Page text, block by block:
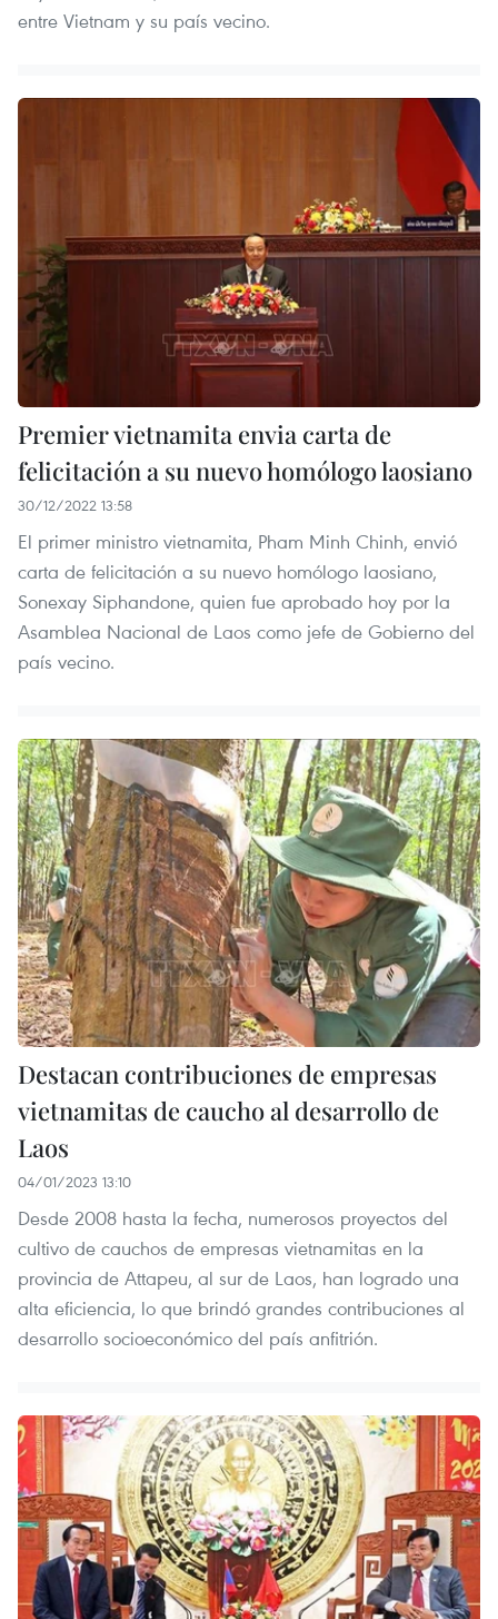
entre Vietnam y su país vecino.
Premier vietnamita envia carta de
felicitación a su nuevo homólogo laosiano
30/12/2022 13:58
El primer ministro vietnamita, Pham Minh Chinh, envió
carta de felicitación a su nuevo homólogo laosiano,
Sonexay Siphandone, quien fue aprobado hoy por la
Asamblea Nacional de Laos como jefe de Gobierno del
país vecino.
Destacan contribuciones de empresas
vietnamitas de caucho al desarrollo de
Laos
04/01/2023 13:10
Desde 2008 hasta la fecha, numerosos proyectos del
cultivo de cauchos de empresas vietnamitas en la
provincia de Attapeu, al sur de Laos, han logrado una
alta eficiencia, lo que brindó grandes contribuciones al
desarrollo socioeconómico del país anfitrión.